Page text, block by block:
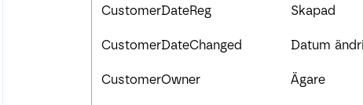
CustomerDateReg Skapad
CustomerDateChanged Datum
CustomerOwner Ägare